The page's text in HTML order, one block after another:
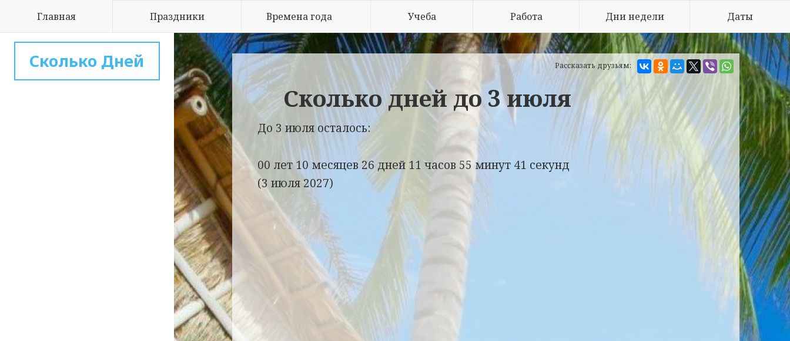
Сколько Дней
Главная Праздники Времена года Учеба Работа Дни недели Даты
Сколько дней до 3 июля
Рассказать друзьям:
До 3 июля осталось:
00 лет10 месяцев26 дней 11 часов 55 минут 41 секунд
(3 июля 2027)